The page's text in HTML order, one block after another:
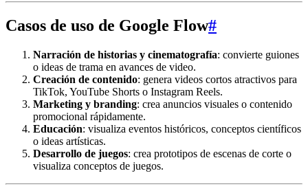
Casos de uso de Google Flow#
Narración de historias y cinematografía: convierte guiones
o ideas de trama en avances de video.
Creación de contenido: genera videos cortos atractivos para
TikTok, YouTube Shorts o Instagram Reels.
Marketing y branding: crea anuncios visuales o contenido
promocional rápidamente.
Educación: visualiza eventos históricos, conceptos científicos
o ideas artísticas.
Desarrollo de juegos: crea prototipos de escenas de corte o
visualiza conceptos de juegos.